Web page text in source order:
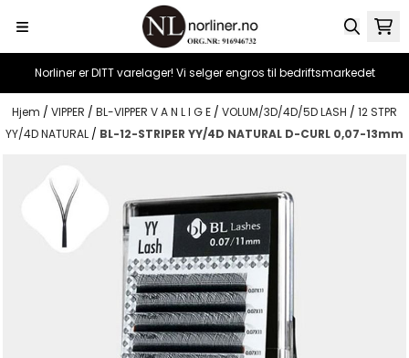
Hopp til innhold
Norliner er DITT varelager! Vi selger engros til bedriftsmarkedet
Hjem / VIPPER / BL-VIPPER V A N L I G E / VOLUM/3D/4D/5D LASH / 12 STPR
YY/4D NATURAL / BL-12-STRIPER YY/4D NATURAL D-CURL 0,07-13mm